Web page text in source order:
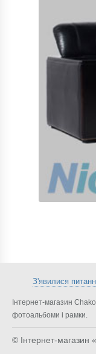
З'явилися
Інтернет-магазин
фотоальбоми і рамки.
© Інтернет-магазин